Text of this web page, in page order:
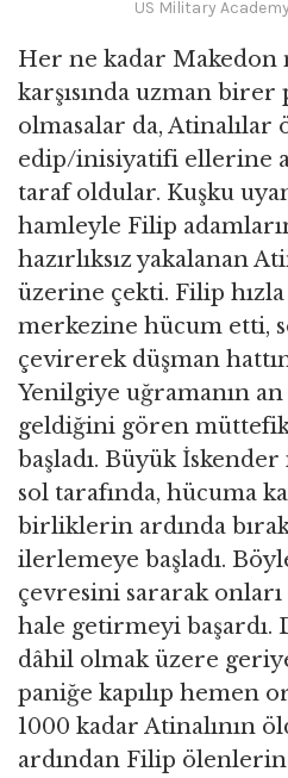
US Military
Her ne kadar
karşısında uzman
olmasalar da, Atinalılar
edip/inisiyatifi ellerine
taraf oldular. Kuşku
hamleyle Filip
hazırlıksız yakalanan
üzerine çekti. Filip
merkezine hücum etti,
çevirerek düşman
Yenilgiye uğramanın
geldiğini gören
başladı. Büyük
sol tarafında, hücuma
birliklerin ardında
ilerlemeye başladı.
çevresini sararak
hale getirmeyi başardı.
dâhil olmak üzere
paniğe kapılıp hemen
1000 kadar Atinalının
ardından Filip